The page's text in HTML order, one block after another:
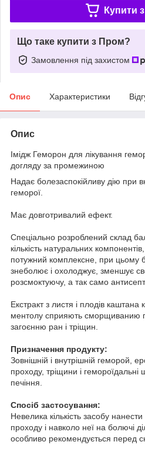
Купити з
Що таке купити з Пром?
Замовлення під захистом
Опис Характеристики
Опис
Імідж Геморон для лікування
догляду за промежиною
Надає болезаспокійливу дію при
геморої.
Має довготривалий ефект.
Спеціально розроблений склад
кількість натуральних
потужний комплексне, при цьому
знеболює і охолоджує, зменшує
розсмоктуючу, а так само
Екстракт з листя і плодів каштана
ментолу сприяють сморщиванию
загоєнню ран і тріщин.
Призначення продукту:
Зовнішній і внутрішній геморой,
проходу, тріщини і
печіння.
Спосіб застосування:
Невелика кількість засобу
проходу і навколо неї на болючі
особливо рекомендується перед